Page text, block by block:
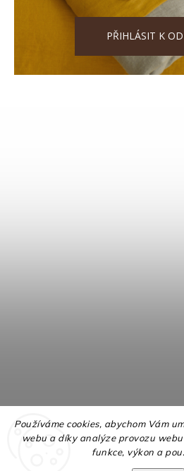
Používáme cookies, abychom Vám
webu a díky analýze provozu
funkce, výkon a
PŘIHLÁSIT K